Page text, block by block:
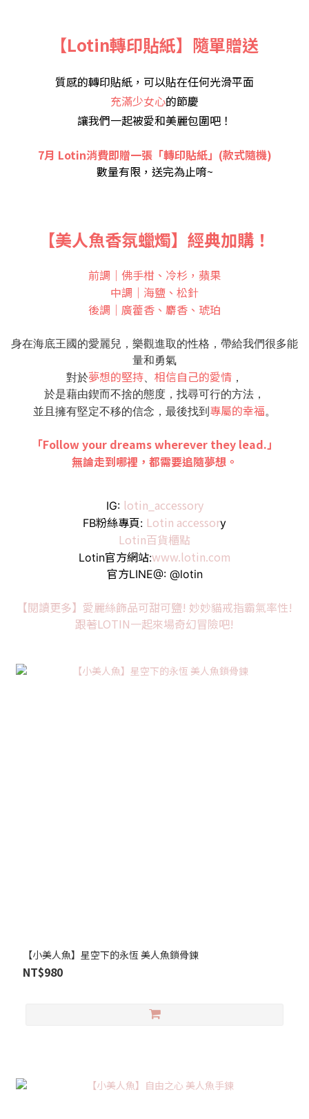
【Lotin轉印貼紙】隨單贈送
質感的轉印貼紙，可以貼在任何光滑平面
充滿少女心的節慶
讓我們一起被愛和美麗包圍吧！
7月 Lotin消費即贈一張「轉印貼紙」(款式隨機)
數量有限，送完為止唷~
【美人魚香氛蠟燭】經典加購！
前調｜佛手柑、冷杉，蘋果
中調｜海鹽、松針
後調｜廣藿香、麝香、琥珀
身在海底王國的愛麗兒，樂觀進取的性格，帶給我們很多能
量和勇氣
對於夢想的堅持、 相信自己的愛情 ，
於是藉由鍥而不捨的態度，找尋可行的方法，
並且擁有堅定不移的信念，最後找到專屬的幸福。
「Follow your dreams wherever they lead.」
無論走到哪裡，都需要追隨夢想。
IG: lotin_accessory
FB粉絲專頁: Lotin accessory
Lotin百貨櫃點
Lotin官方網站:www.lotin.com
官方LINE@: @lotin
【閱讀更多】愛麗絲飾品可甜可鹽! 妙妙貓戒指霸氣率性!
跟著LOTIN一起來場奇幻冒險吧!
【小美人魚】星空下的永恆 美人魚鎖骨鍊
NT$980